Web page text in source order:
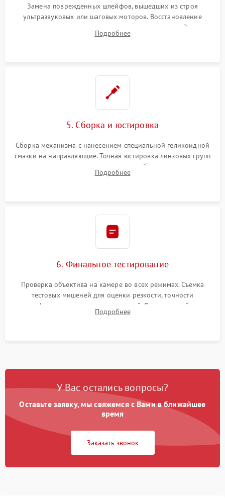
Замена поврежденных шлейфов, вышедших из строя
ультразвуковых или шаговых моторов. Восстановление
геометрии направляющих при заклинивании зума. Замена
неисправного блока диафрагмы, датчиков положения или
Подробнее
5. Сборка и юстировка
Сборка механизма с нанесением специальной геликоидной
смазки на направляющие. Точная юстировка линзовых групп
программным или механическим способом для устранения
бэк
Подробнее
6. Финальное тестирование
Проверка объектива на камере во всех режимах. Съемка
тестовых мишеней для оценки резкости, точности
автофокуса и отсутствия искажений. Проверка работы
диафрагмы на закрытых значениях и тестирование
Подробнее
У Вас остались вопросы?
Оставьте заявку, мы свяжемся с Вами в ближайшее
время
Заказать звонок